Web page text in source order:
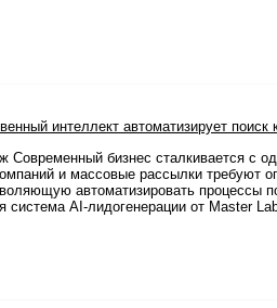
Современный бизнес сталкивается с
и массовые рассылки
автоматизировать процессы
система AI-лидогенерации от Master